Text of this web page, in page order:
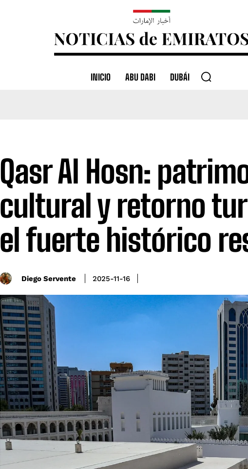
INICIO ABU DABI DUBÁI
Qasr Al Hosn:
cultural y retorno
el fuerte histórico
Diego Servente 2025-11-16